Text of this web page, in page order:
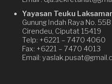
Yayasan Teuku
Gunung Indah Raya No. 55B
Cirendeu, Ciputat 15419
Telp: +6221 – 7470 4060
Fax: +6221 – 7470 4013
Email: